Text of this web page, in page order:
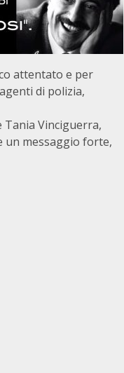
attentato e per
di polizia,
Vinciguerra,
un messaggio forte,